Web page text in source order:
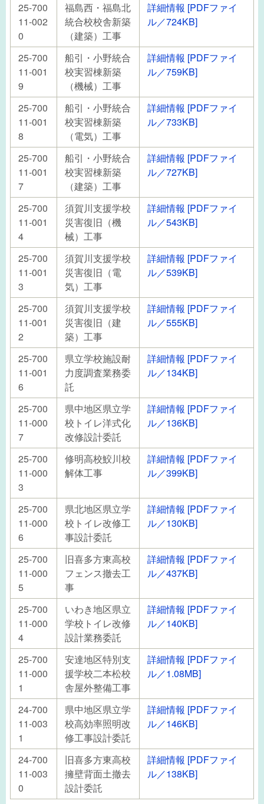
25-700
11-002
0
福島西・福島北
統合校校舎新築
（建築）工事
詳細情報 [PDFファイ
ル／724KB]
25-700
11-001
9
船引・小野統合
校実習棟新築
（機械）工事
詳細情報 [PDFファイ
ル／759KB]
25-700
11-001
8
船引・小野統合
校実習棟新築
（電気）工事
詳細情報 [PDFファイ
ル／733KB]
25-700
11-001
7
船引・小野統合
校実習棟新築
（建築）工事
詳細情報 [PDFファイ
ル／727KB]
25-700
11-001
4
須賀川支援学校
災害復旧（機
械）工事
詳細情報 [PDFファイ
ル／543KB]
25-700
11-001
3
須賀川支援学校
災害復旧（電
気）工事
詳細情報 [PDFファイ
ル／539KB]
25-700
11-001
2
須賀川支援学校
災害復旧（建
築）工事
詳細情報 [PDFファイ
ル／555KB]
25-700
11-001
6
県立学校施設耐
力度調査業務委
託
詳細情報 [PDFファイ
ル／134KB]
25-700
11-000
7
県中地区県立学
校トイレ洋式化
改修設計委託
詳細情報 [PDFファイ
ル／136KB]
25-700
11-000
3
修明高校鮫川校
解体工事
詳細情報 [PDFファイ
ル／399KB]
25-700
11-000
6
県北地区県立学
校トイレ改修工
事設計委託
詳細情報 [PDFファイ
ル／130KB]
25-700
11-000
5
旧喜多方東高校
フェンス撤去工
事
詳細情報 [PDFファイ
ル／437KB]
25-700
11-000
4
いわき地区県立
学校トイレ改修
設計業務委託
詳細情報 [PDFファイ
ル／140KB]
25-700
11-000
1
安達地区特別支
援学校二本松校
舎屋外整備工事
詳細情報 [PDFファイ
ル／1.08MB]
24-700
11-003
1
県中地区県立学
校高効率照明改
修工事設計委託
詳細情報 [PDFファイ
ル／146KB]
24-700
11-003
0
旧喜多方東高校
擁壁背面土撤去
設計委託
詳細情報 [PDFファイ
ル／138KB]